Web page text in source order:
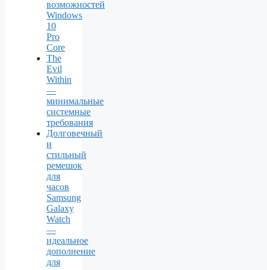
возможностей
Windows
10
Pro
Core
The
Evil
Within
—
минимальные
системные
требования
Долговечный
и
стильный
ремешок
для
часов
Samsung
Galaxy
Watch
—
идеальное
дополнение
для